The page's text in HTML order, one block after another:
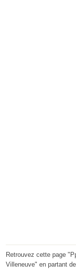
Retrouvez cette page
Villeneuve" en partant